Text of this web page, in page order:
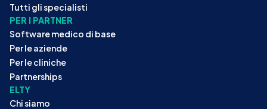
Tutti gli specialisti
PER I PARTNER
Software medico di base
Per le aziende
Per le cliniche
Partnerships
ELTY
Chi siamo